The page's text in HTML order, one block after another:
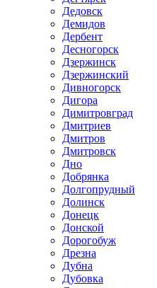
Дедовск
Демидов
Дербент
Десногорск
Дзержинск
Дзержинский
Дивногорск
Дигора
Димитровград
Дмитриев
Дмитров
Дмитровск
Дно
Добрянка
Долгопрудный
Долинск
Донецк
Донской
Дорогобуж
Дрезна
Дубна
Дубовка